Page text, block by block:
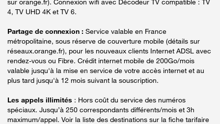
4, TV UHD 4K et TV 6.
Partage de connexion : Service valable en France
métropolitaine, sous réserve de couverture mobile (détails sur
réseaux.orange.fr), pour les nouveaux clients Internet ADSL avec
rendez-vous ou Fibre. Crédit internet mobile de 200Go/mois
valable jusqu'à la mise en service de votre accès internet et au
plus tard jusqu'à 12 mois suivant la souscription.
Les appels illimités : Hors coût du service des numéros
spéciaux. Jusqu’à 250 correspondants différents/mois et 3h
maximum/appel. Voir la liste des destinations sur la fiche tarifaire